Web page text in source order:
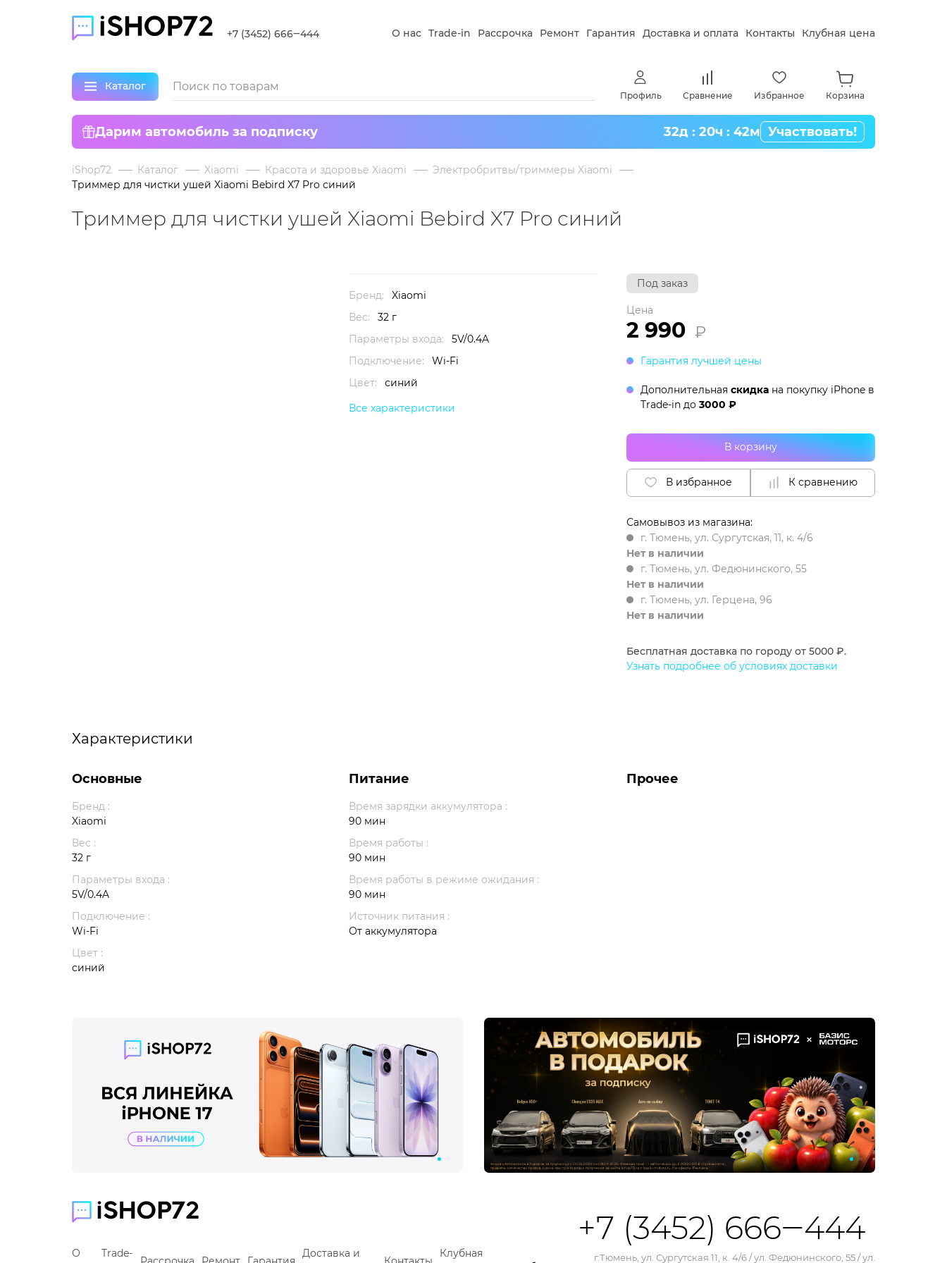
+7 (3452) 666‒444 О нас Trade-in Рассрочка Ремонт Гарантия Доставка и оплата Контакты Клубная цена
Каталог
Профиль Сравнение Избранное Корзина
Дарим автомобиль за подписку 32д : 20ч : 42м Участвовать!
iShop72 Каталог Xiaomi Красота и здоровье Xiaomi
Электробритвы/триммеры Xiaomi
Триммер для чистки ушей Xiaomi Bebird X7 Pro синий
Триммер для чистки ушей Xiaomi Bebird X7 Pro синий
Бренд:
Xiaomi
Вес:
32 г
Параметры входа:
5V/0.4A
Подключение:
Wi-Fi
Цвет:
синий
Все характеристики
Под заказ
Цена
2 990 ₽
Гарантия лучшей цены
Дополнительная скидкана покупку iPhone в
Trade-inдо 3000 ₽
В корзину
В избранное К сравнению
Самовывоз из магазина:
г. Тюмень, ул. Сургутская, 11, к. 4/6
Нет в наличии
г. Тюмень, ул. Федюнинского, 55
Нет в наличии
г. Тюмень, ул. Герцена, 96
Нет в наличии
Бесплатная доставка по городу от 5000 ₽.
Узнать подробнее об условиях доставки
Характеристики
Основные
Бренд :
Xiaomi
Вес :
32 г
Параметры входа :
5V/0.4A
Подключение :
Wi-Fi
Цвет :
синий
Питание
Время зарядки аккумулятора :
90 мин
Время работы :
90 мин
Время работы в режиме ожидания :
90 мин
Источник питания :
От аккумулятора
Прочее
О
Trade-
Доставка и
Клубная
+7 (3452) 666‒444
г.Тюмень, ул. Сургутская 11, к. 4/6 / ул. Федюнинского, 55 / ул.